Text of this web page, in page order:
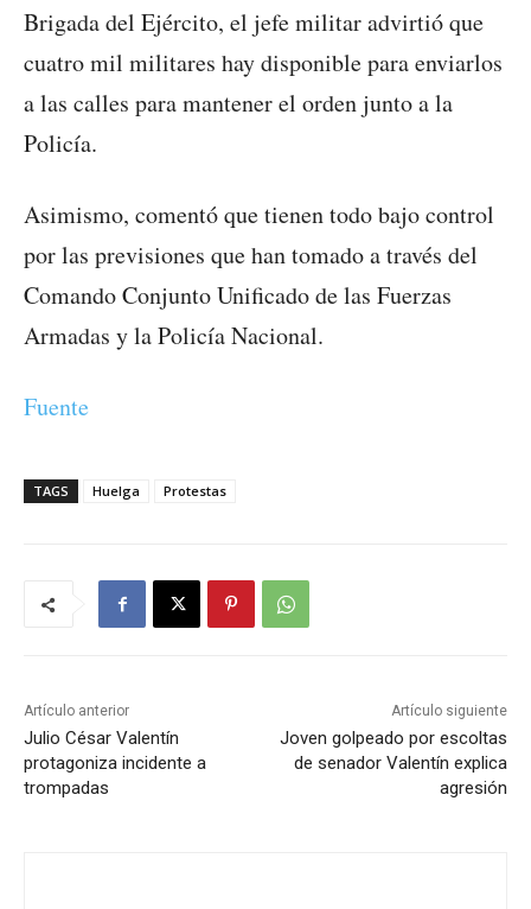
Brigada del Ejército, el jefe militar advirtió que
cuatro mil militares hay disponible para enviarlos
a las calles para mantener el orden junto a la
Policía.
Asimismo, comentó que tienen todo bajo control
por las previsiones que han tomado a través del
Comando Conjunto Unificado de las Fuerzas
Armadas y la Policía Nacional.
Fuente
TAGS Huelga Protestas
Artículo anterior
Julio César Valentín
protagoniza incidente a
trompadas
Artículo siguiente
Joven golpeado por escoltas
de senador Valentín explica
agresión